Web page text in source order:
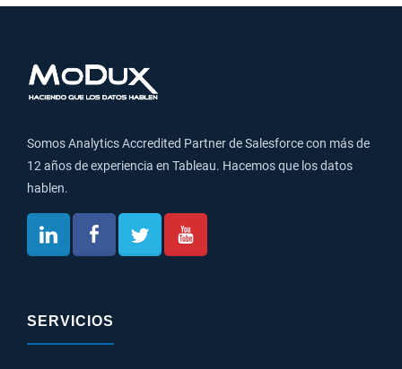
Somos Analytics Accredited Partner de Salesforce con más de
12 años de experiencia en Tableau. Hacemos que los datos
hablen.
SERVICIOS